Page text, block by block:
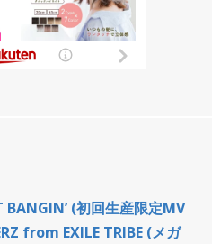
BANGIN’ (初回生産限定MV
from EXILE TRIBE (メガ